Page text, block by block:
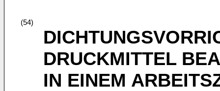
(54)
DRUCKMITTEL
IN EINEM